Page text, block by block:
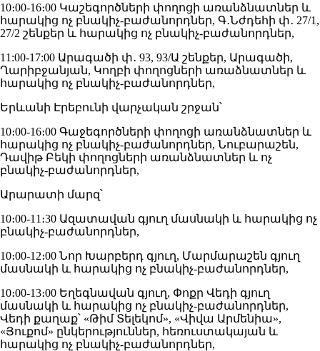
10։00-16։00 Կաշեգործների փողոցի առանձնատներ և
հարակից ոչ բնակիչ-բաժանորդներ, Գ․Նժդեհի փ․ 27/1,
27/2 շենքեր և հարակից ոչ բնակիչ-բաժանորդներ,
11:00-17:00 Արագածի փ․ 93, 93/Ա շենքեր, Արագածի,
Ղարիբջանյան, Կողբի փողոցների առաձնատներ և
հարակից ոչ բնակիչ-բաժանորդներ,
Երևանի Էրեբունի վարչական շրջան՝
10։00-16։00 Գաջեգործների փողոցի առանձնատներ և
հարակից ոչ բնակիչ-բաժանորդներ, Նուբարաշեն,
Դավիթ Բեկի փողոցների առանձնատներ և ոչ
բնակիչ-բաժանորդներ,
Արարատի մարզ՝
10։00-11։30 Ազատավան գյուղ մասնակի և հարակից ոչ
բնակիչ-բաժանորդներ,
10։00-12։00 Նոր Խարբերդ գյուղ, Մարմարաշեն գյուղ
մասնակի և հարակից ոչ բնակիչ-բաժանորդներ,
10։00-13։00 Եղեգնավան գյուղ, Փոքր Վեդի գյուղ
մասնակի և հարակից ոչ բնակիչ-բաժանորդներ,
Վեդի քաղաք՝ «Թիմ Տելեկոմ», «Վիվա Արմենիա»,
«Յուքոմ» ընկերություններ, հեռուստակայան և
հարակից ոչ բնակիչ-բաժանորդներ,